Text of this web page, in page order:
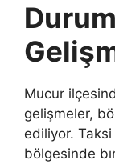
Mucur
gelişmeler,
ediliyor. Taksi
bölgesinde